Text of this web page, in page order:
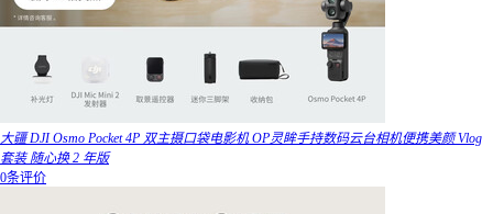
大疆 DJI Osmo Pocket 4P 双主摄口袋电影机 OP灵眸手持数码云台相机便携美颜 Vlog
套装 随心换 2 年版
0条评价